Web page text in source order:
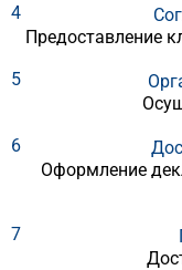
4
Предоставление
5
6
Оформление
7